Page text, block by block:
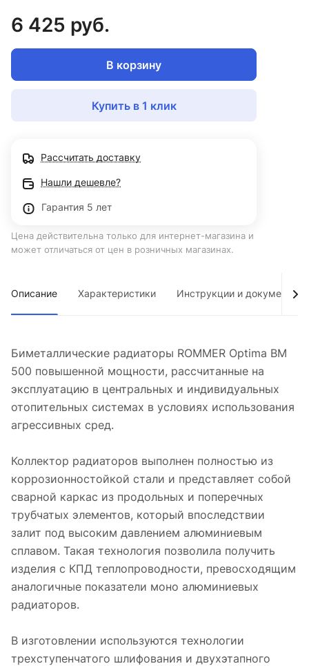
6 425 руб.
В корзину
Купить в 1 клик
Рассчитать доставку
Нашли дешевле?
Гарантия 5 лет
Цена действительна только для интернет-магазина и
может отличаться от цен в розничных магазинах.
Описание Характеристики Инструкции и документы
Биметаллические радиаторы ROMMER Optima BM
500 повышенной мощности, рассчитанные на
эксплуатацию в центральных и индивидуальных
отопительных системах в условиях использования
агрессивных сред.
Коллектор радиаторов выполнен полностью из
коррозионностойкой стали и представляет собой
сварной каркас из продольных и поперечных
трубчатых элементов, который впоследствии
залит под высоким давлением алюминиевым
сплавом. Такая технология позволила получить
изделия с КПД теплопроводности, превосходящим
аналогичные показатели моно алюминиевых
радиаторов.
В изготовлении используются технологии
трехступенчатого шлифования и двухэтапного